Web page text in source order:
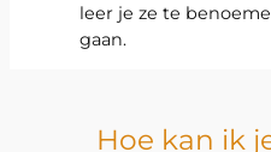
leer je ze te
gaan.
Hoe kan ik